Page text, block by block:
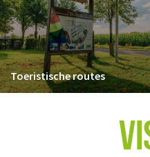
Toeristische routes